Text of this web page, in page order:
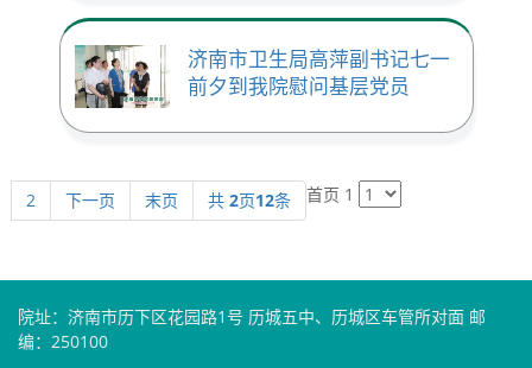
济南市卫生局高萍副书记七一
前夕到我院慰问基层党员
首页 1
2 下一页 末页 共 2页12条
院址：济南市历下区花园路1号 历城五中、历城区车管所对面 邮
编：250100